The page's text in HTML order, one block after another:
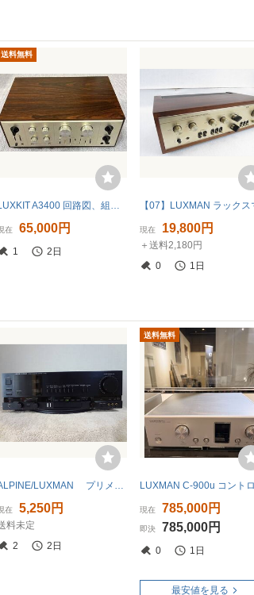
送料無料
LUXKIT A3400 回路図、組み立てマニュアル付
在 65,000円
1 2日
現在 19,800円
＋送料2,180円
0
1日
ALPINE/LUXMAN プリメインアンプ LV-105U
在 5,250円
料未定
2
2日
送料無料
現在 785,000円
即決 785,000円
0 1日
最安値を見る